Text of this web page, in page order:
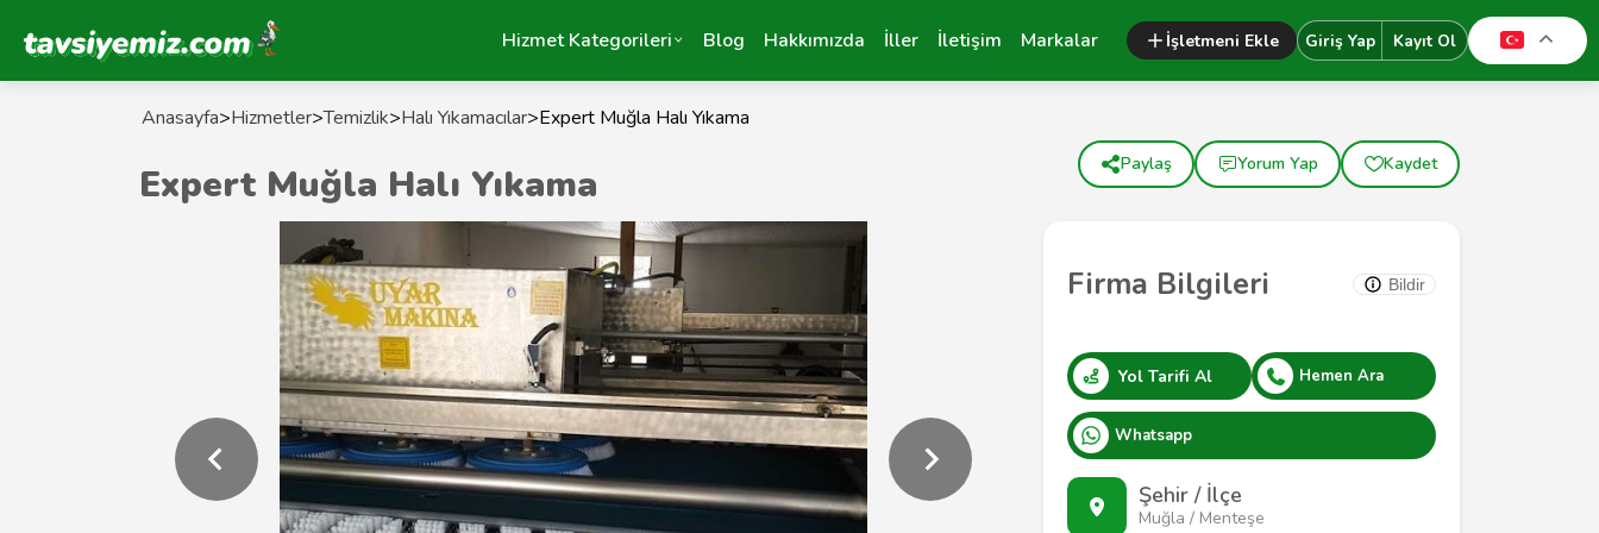
Tavsiyemiz Anasayfa Hizmet Kategorileri Blog Hakkımızda İller İletişim Markalar İşletmeni Ekle Giriş Yap Kayıt Ol
Anasayfa>Hizmetler>Temizlik>Halı Yıkamacılar>Expert Muğla Halı Yıkama
Firma Bilgileri Bildir
Yol Tarifi Al Hemen Ara
Whatsapp
Şehir / İlçe
Muğla / Menteşe
Expert Muğla Halı Yıkama Paylaş Yorum Yap Kaydet